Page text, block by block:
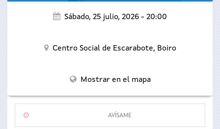
Sábado, 25 julio, 2026 - 20:00
Centro Social de Escarabote, Boiro
Mostrar en el mapa
AVÍSAME